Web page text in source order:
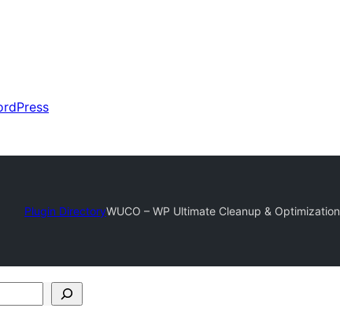
Plugin DirectoryWUCO – WP Ultimate Cleanup & Optimization